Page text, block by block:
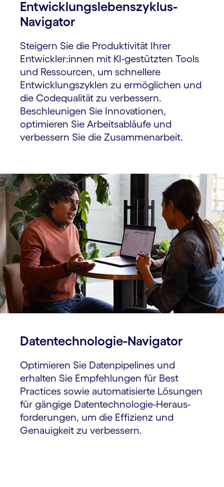
Entwicklungs­lebenszyklus-
Navigator
Steigern Sie die Produktivität Ihrer
Entwickler:innen mit KI-gestützten Tools
und Ressourcen, um schnellere
Entwicklungs­zyklen zu ermöglichen und
die Code­qualität zu verbessern.
Beschleunigen Sie Innovationen,
optimieren Sie Arbeits­abläufe und
verbessern Sie die Zusammen­arbeit.
Datentechnologie-Navigator
Optimieren Sie Daten­pipelines und
erhalten Sie Empfehlungen für Best
Practices sowie automatisierte Lösungen
für gängige Daten­technologie-Heraus­
forderungen, um die Effizienz und
Genauigkeit zu verbessern.